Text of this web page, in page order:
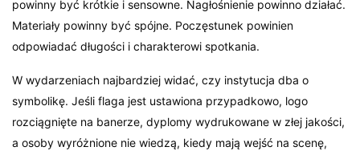
powinny być krótkie i sensowne. Nagłośnienie powinno działać.
Materiały powinny być spójne. Poczęstunek powinien
odpowiadać długości i charakterowi spotkania.
W wydarzeniach najbardziej widać, czy instytucja dba o
symbolikę. Jeśli flaga jest ustawiona przypadkowo, logo
rozciągnięte na banerze, dyplomy wydrukowane w złej jakości,
a osoby wyróżnione nie wiedzą, kiedy mają wejść na scenę,